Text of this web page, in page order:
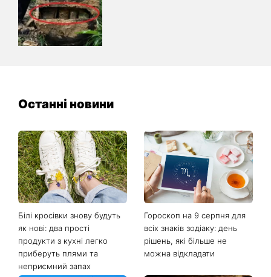
Останні новини
Білі кросівки знову будуть
як нові: два прості
продукти з кухні легко
приберуть плями та
неприємний запах
Гороскоп на 9 серпня для
всіх знаків зодіаку: день
рішень, які більше не
можна відкладати